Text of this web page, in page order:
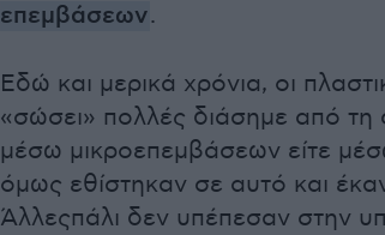
επεμβάσεων.
Εδώ και μερικά χρόνια, οι
«σώσει» πολλές διάσημε από
μέσω μικροεπεμβάσεων είτε
όμως εθίστηκαν σε αυτό και
Άλλεςπάλι δεν υπέπεσαν στην